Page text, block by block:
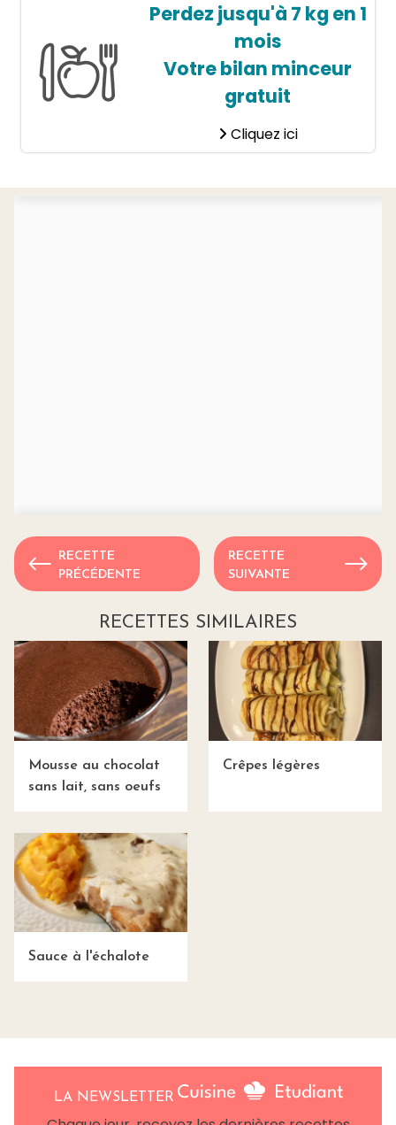
Perdez jusqu'à 7 kg en 1
mois
Votre bilan minceur
gratuit
Cliquez ici
RECETTE
PRÉCÉDENTE
RECETTE
SUIVANTE
RECETTES SIMILAIRES
Mousse au chocolat
sans lait, sans oeufs
Crêpes légères
Sauce à l'échalote
LA NEWSLETTER